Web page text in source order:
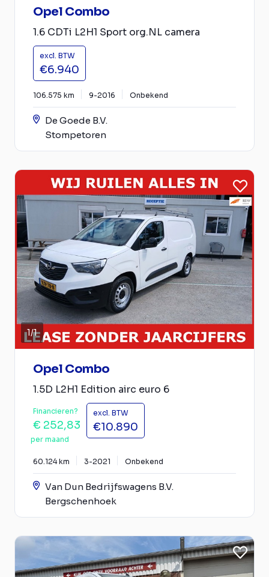
Opel Combo
1.6 CDTi L2H1 Sport org.NL camera
excl. BTW
€6.940
106.575 km 9-2016 Onbekend
De Goede B.V.
Stompetoren
1/1
Opel Combo
1.5D L2H1 Edition airc euro 6
Financieren?
€ 252,83
per maand
excl. BTW
€10.890
60.124 km 3-2021 Onbekend
Van Dun Bedrijfswagens B.V.
Bergschenhoek